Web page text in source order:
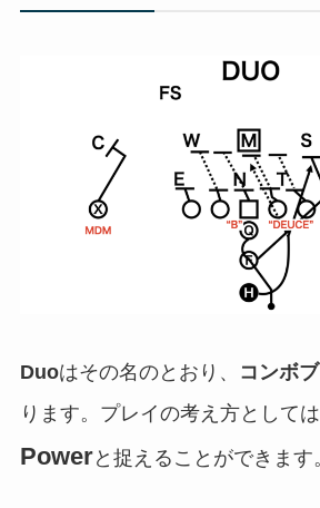
Duoはその名のとおり、 コンボ
ります。プレイの考え方としては
Powerと捉えることができます